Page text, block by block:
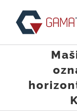
content